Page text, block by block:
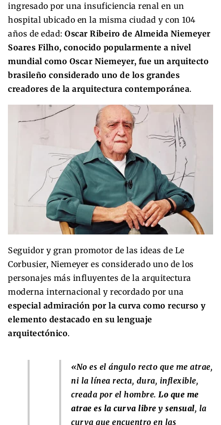
ingresado por una insuficiencia renal en un
hospital ubicado en la misma ciudad y con 104
años de edad: Oscar Ribeiro de Almeida Niemeyer
Soares Filho, ​conocido popularmente a nivel
mundial como Oscar Niemeyer, fue un arquitecto
brasileño considerado uno de los grandes
creadores de la arquitectura contemporánea.
Seguidor y gran promotor de las ideas de Le
Corbusier, Niemeyer es considerado uno de los
personajes más influyentes de la arquitectura
moderna internacional y recordado por una
especial admiración por la curva como recurso y
elemento destacado en su lenguaje
arquitectónico.
«No es el ángulo recto que me atrae,
ni la línea recta, dura, inflexible,
creada por el hombre. Lo que me
atrae es la curva libre y sensual, la
curva que encuentro en las